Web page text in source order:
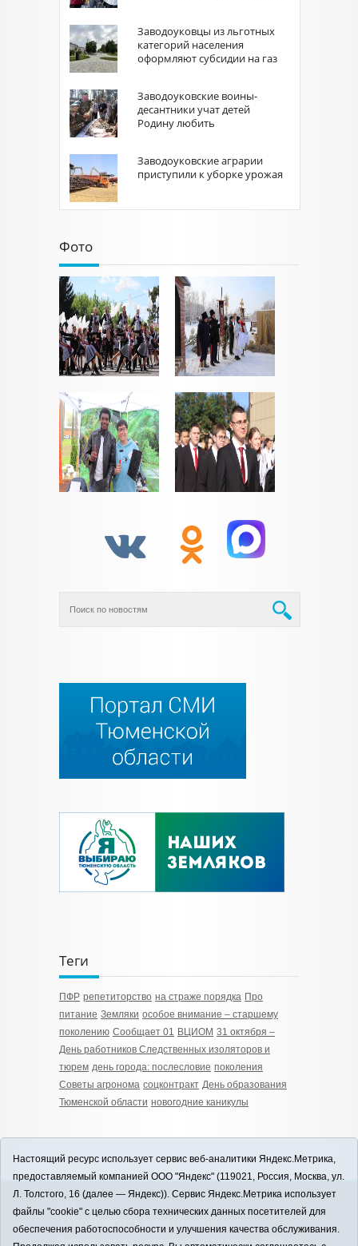
Заводоуковцы из льготных
категорий населения
оформляют субсидии на газ
Заводоуковские воины-
десантники учат детей
Родину любить
Заводоуковские аграрии
приступили к уборке урожая
Фото
Теги
ПФР репетиторство на страже порядка Про
питание Земляки особое внимание – старшему
поколению Сообщает 01 ВЦИОМ 31 октября –
День работников Следственных изоляторов и
тюрем день города: послесловие поколения
Советы агронома соцконтракт День образования
Тюменской области новогодние каникулы
12+
ЗАВОДОУКОВСК online / Новости
Заводоуковского муниципального округа, 2026
Настоящий ресурс использует сервис веб-аналитики Яндекс.Метрика,
предоставляемый компанией ООО "Яндекс" (119021, Россия, Москва, ул.
Л. Толстого, 16 (далее — Яндекс)). Сервис Яндекс.Метрика использует
файлы "cookie" с целью сбора технических данных посетителей для
обеспечения работоспособности и улучшения качества обслуживания.